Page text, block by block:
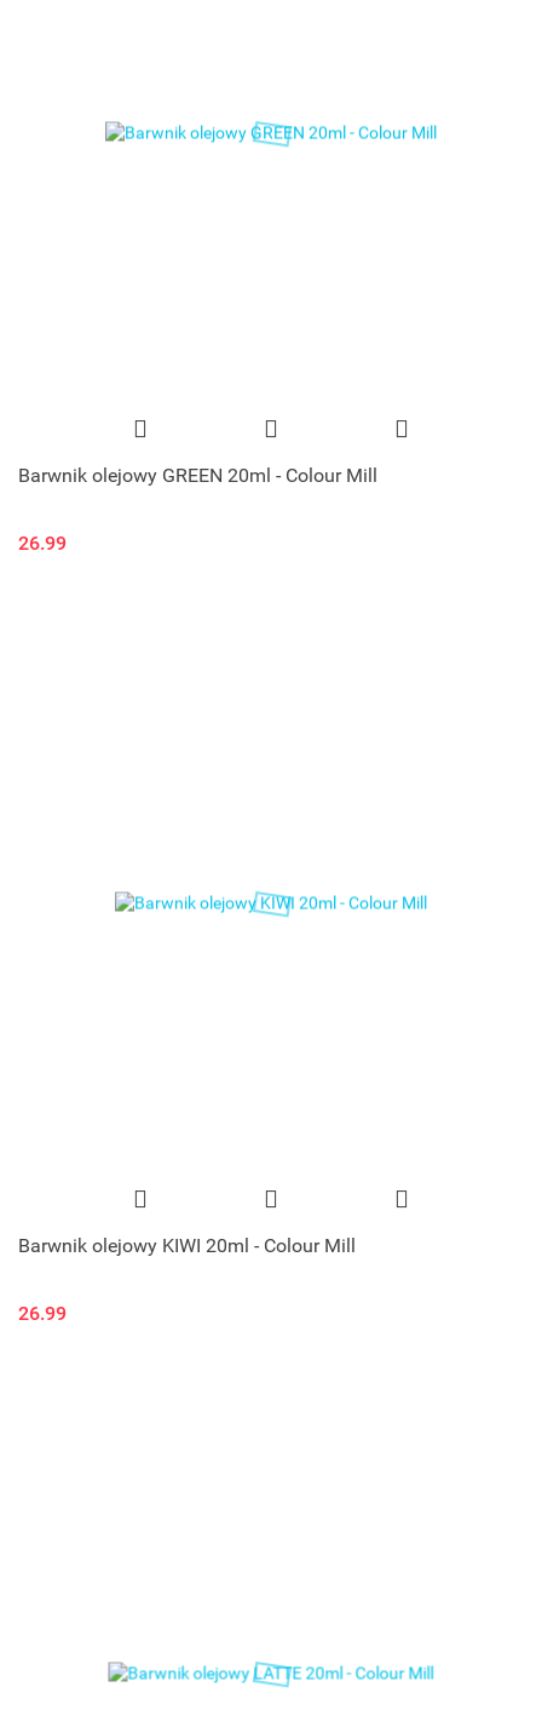
Barwnik olejowy GREEN 20ml - Colour Mill
26.99
Barwnik olejowy KIWI 20ml - Colour Mill
26.99